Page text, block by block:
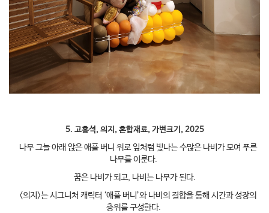
5. 고홍석, 의지, 혼합재료, 가변크기, 2025
나무 그늘 아래 앉은 애플 버니 위로 잎처럼 빛나는 수많은 나비가 모여 푸른
나무를 이룬다.
꿈은 나비가 되고, 나비는 나무가 된다.
<의지>는 시그니처 캐릭터 ‘애플 버니’와 나비의 결합을 통해 시간과 성장의
층위를 구성한다.